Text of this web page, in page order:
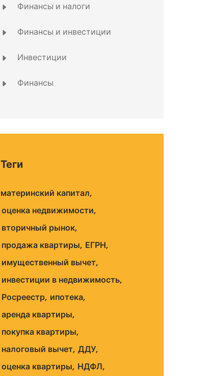
Финансы и налоги
Финансы и инвестиции
Инвестиции
Финансы
Теги
материнский капитал
оценка недвижимости
вторичный рынок
продажа квартиры ЕГРН
имущественный вычет
инвестиции в недвижимость
Росреестр ипотека
аренда квартиры
покупка квартиры
налоговый вычет ДДУ
оценка квартиры НДФЛ